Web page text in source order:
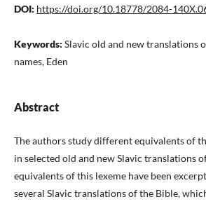
DOI: https://doi.org/10.18778/2084-
Keywords: Slavic old and new translations
names, Eden
Abstract
The authors study different equivalents of
in selected old and new Slavic translations
equivalents of this lexeme have been
several Slavic translations of the Bible,